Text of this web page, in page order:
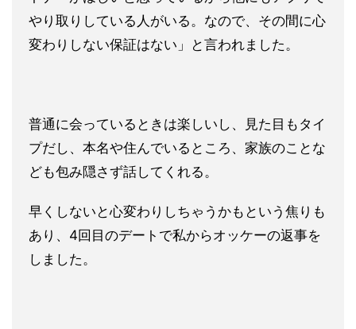
やり取りしている人がいる。なので、その間に心
変わりしない保証はない」と言われました。
普通に会っているときは楽しいし、見た目もタイ
プだし、本名や住んでいるところ、家族のことな
ども包み隠さず話してくれる。
早くしないと心変わりしちゃうかもという焦りも
あり、4回目のデートで私からオッケーの返事を
しました。